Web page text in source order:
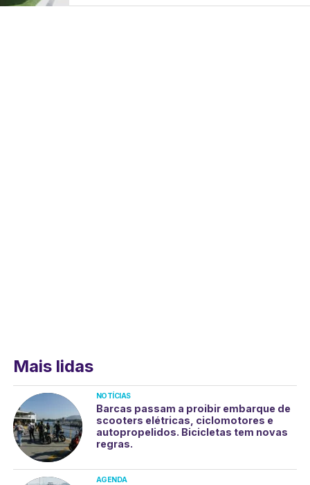
Mais lidas
NOTÍCIAS
Barcas passam a proibir embarque de
scooters elétricas, ciclomotores e
autopropelidos. Bicicletas tem novas
regras.
AGENDA